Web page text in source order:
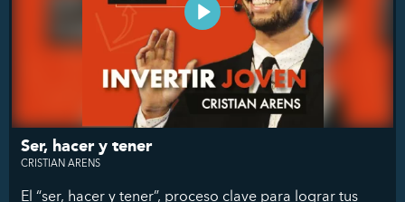
Ser, hacer y tener
CRISTIAN ARENS
El “ser, hacer y tener”, proceso clave para lograr tus